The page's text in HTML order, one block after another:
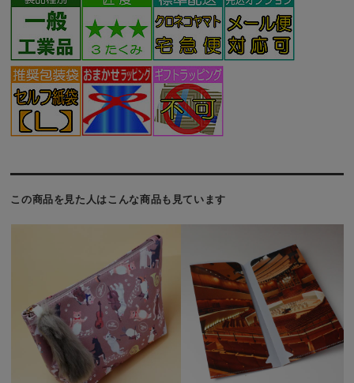
この商品を見た人はこんな商品も見ています